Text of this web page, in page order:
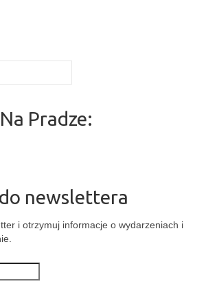
Pradze:
newslettera
i otrzymuj informacje o wydarzeniach i